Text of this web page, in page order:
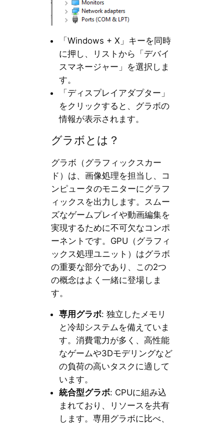
「Windows + X」キーを同時
に押し、リストから「デバイ
スマネージャー」を選択しま
す。
「ディスプレイアダプター」
をクリックすると、グラボの
情報が表示されます。
グラボとは？
グラボ（グラフィックスカー
ド）は、画像処理を担当し、コ
ンピュータのモニターにグラフ
ィックスを出力します。スムー
ズなゲームプレイや動画編集を
実現するために不可欠なコンポ
ーネントです。GPU（グラフィ
ックス処理ユニット）はグラボ
の重要な部分であり、この2つ
の概念はよく一緒に登場しま
す。
専用グラボ: 独立したメモリ
と冷却システムを備えていま
す。消費電力が多く、高性能
なゲームや3Dモデリングなど
の負荷の高いタスクに適して
います。
統合型グラボ: CPUに組み込
まれており、リソースを共有
します。専用グラボに比べ、